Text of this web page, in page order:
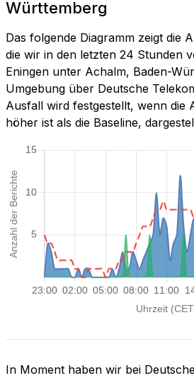
Württemberg
Das folgende Diagramm zeigt die
die wir in den letzten 24 Stunden
Eningen unter Achalm, Baden-
Umgebung über Deutsche
Ausfall wird festgestellt, wenn die
höher ist als die Baseline,
In Moment haben wir bei